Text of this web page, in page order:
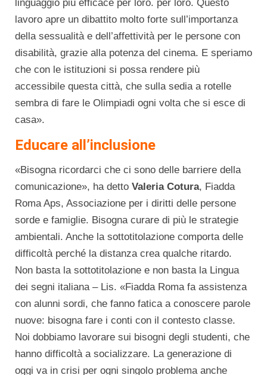
linguaggio più efficace per loro. per loro. Questo
lavoro apre un dibattito molto forte sull’importanza
della sessualità e dell’affettività per le persone con
disabilità, grazie alla potenza del cinema. E speriamo
che con le istituzioni si possa rendere più
accessibile questa città, che sulla sedia a rotelle
sembra di fare le Olimpiadi ogni volta che si esce di
casa».
Educare all’inclusione
«Bisogna ricordarci che ci sono delle barriere della
comunicazione», ha detto Valeria Cotura, Fiadda
Roma Aps, Associazione per i diritti delle persone
sorde e famiglie. Bisogna curare di più le strategie
ambientali. Anche la sottotitolazione comporta delle
difficoltà perché la distanza crea qualche ritardo.
Non basta la sottotitolazione e non basta la Lingua
dei segni italiana – Lis. «Fiadda Roma fa assistenza
con alunni sordi, che fanno fatica a conoscere parole
nuove: bisogna fare i conti con il contesto classe.
Noi dobbiamo lavorare sui bisogni degli studenti, che
hanno difficoltà a socializzare. La generazione di
oggi va in crisi per ogni singolo problema anche